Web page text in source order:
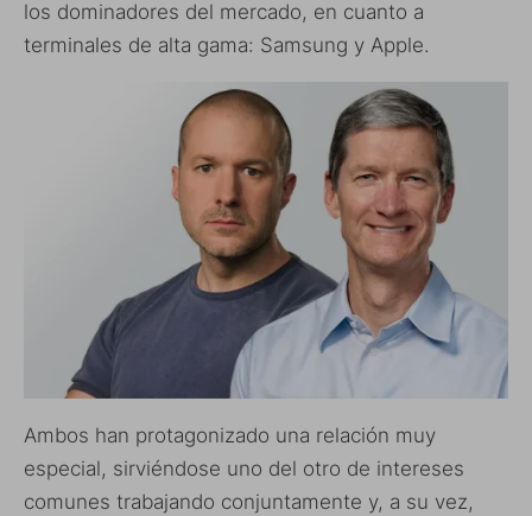
los dominadores del mercado, en cuanto a
terminales de alta gama: Samsung y Apple.
Ambos han protagonizado una relación muy
especial, sirviéndose uno del otro de intereses
comunes trabajando conjuntamente y, a su vez,